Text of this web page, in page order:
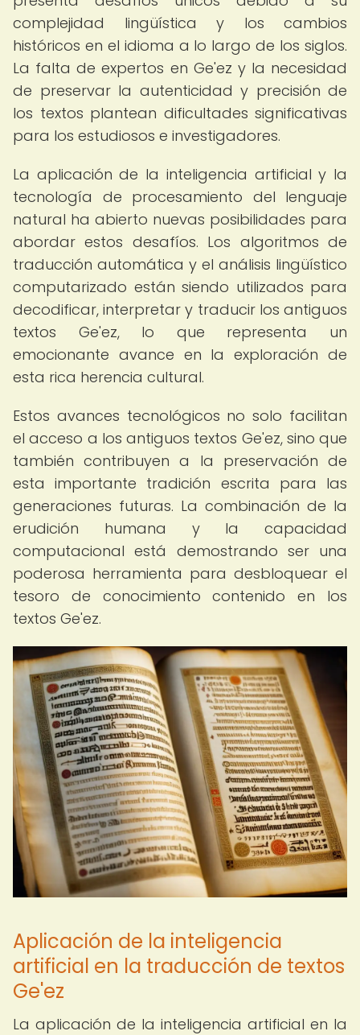
complejidad lingüística y los cambios
históricos en el idioma a lo largo de los siglos.
La falta de expertos en Ge'ez y la necesidad
de preservar la autenticidad y precisión de
los textos plantean dificultades significativas
para los estudiosos e investigadores.
La aplicación de la inteligencia artificial y la
tecnología de procesamiento del lenguaje
natural ha abierto nuevas posibilidades para
abordar estos desafíos. Los algoritmos de
traducción automática y el análisis lingüístico
computarizado están siendo utilizados para
decodificar, interpretar y traducir los antiguos
textos Ge'ez, lo que representa un
emocionante avance en la exploración de
esta rica herencia cultural.
Estos avances tecnológicos no solo facilitan
el acceso a los antiguos textos Ge'ez, sino que
también contribuyen a la preservación de
esta importante tradición escrita para las
generaciones futuras. La combinación de la
erudición humana y la capacidad
computacional está demostrando ser una
poderosa herramienta para desbloquear el
tesoro de conocimiento contenido en los
textos Ge'ez.
Aplicación de la inteligencia
artificial en la traducción de textos
Ge'ez
La aplicación de la inteligencia artificial en la